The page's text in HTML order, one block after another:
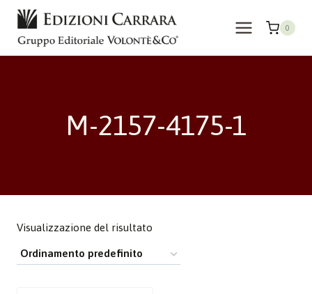
Salta
contenuto
0
M-2157-4175-1
Visualizzazione del risultato